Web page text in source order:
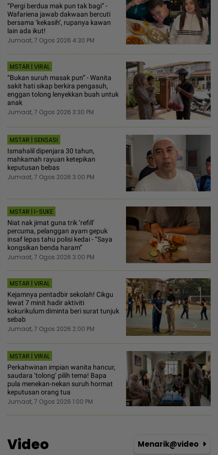
“Pergi berdua mak pun tak bagi” -
Wafariena jawab dakwaan bercuti
bersama ‘kekasih’, rupanya kawan
lain ada ikut!
Jumaat, 7 Ogos 2026 4:30 PM
MSTAR | VIRAL
“Bukan suruh masak pun” - Wanita
sakit hati sikap berkira pengasuh,
enggan tolong lenyekkan buah untuk
anak
Jumaat, 7 Ogos 2026 3:30 PM
MSTAR | SENSASI
Ismahalil dipenjara 30 tahun,
mahkamah rayuan ketepikan
keputusan bebas
Jumaat, 7 Ogos 2026 3:00 PM
MSTAR | I-SUKE
Niat nak jimat guna trik ‘refill’
percuma, pelanggan ayam gepuk
insaf lepas tahu polisi kedai - “Saya
kongsikan benda haram”
Jumaat, 7 Ogos 2026 3:00 PM
MSTAR | VIRAL
Kejamnya pentadbir sekolah! Cikgu
lewat 7 minit hadir aktiviti
kokurikulum diminta beri surat tunjuk
sebab
Jumaat, 7 Ogos 2026 2:00 PM
MSTAR | VIRAL
Perkahwinan impian wanita hancur,
saudara ‘tolong‘ pilih tema! Bapa
pula menekan-nekan suruh hormat
keputusan orang tua
Jumaat, 7 Ogos 2026 1:00 PM
Video Menarik@video